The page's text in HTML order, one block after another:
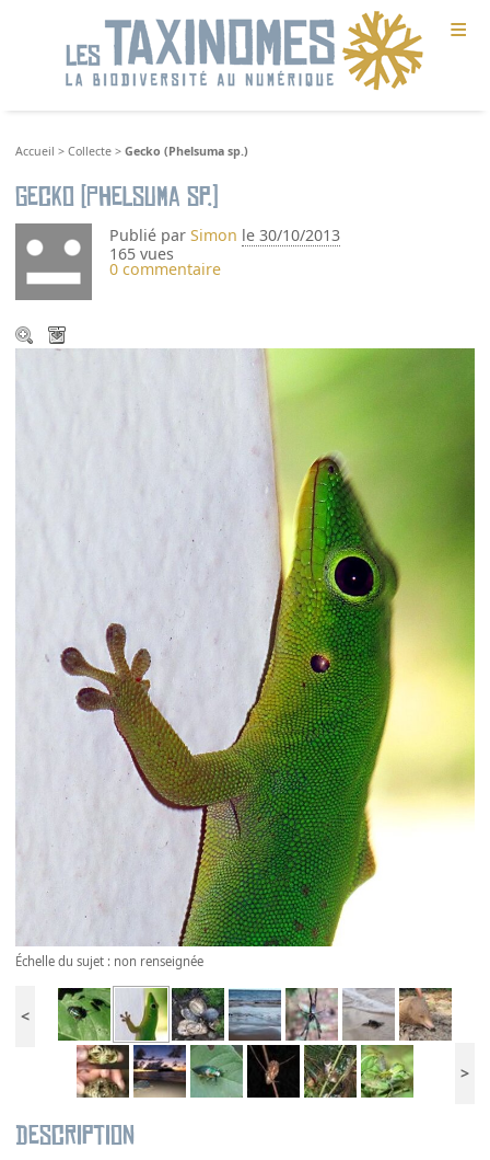
≡
Accueil >Collecte >Gecko (Phelsuma sp.)
Gecko (Phelsuma sp.)
Publié parSimon le 30/10/2013
165 vues
0 commentaire
Échelle du sujet : non renseignée
<
>
Description